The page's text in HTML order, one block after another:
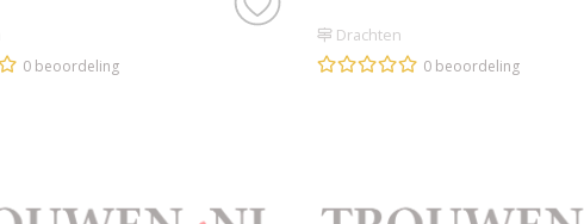
0 beoordeling
Drachten
0 beoordeling